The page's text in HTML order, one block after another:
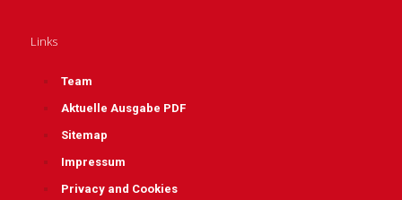
Links
Team
Aktuelle Ausgabe PDF
Sitemap
Impressum
Privacy and Cookies